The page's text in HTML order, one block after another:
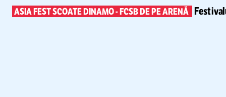
ASIA FEST SCOATE DINAMO-FCSB DE PE ARENĂ